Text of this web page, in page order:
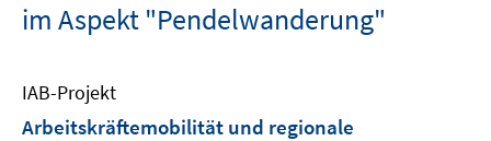
im Aspekt "Pendelwanderung"
IAB-Projekt
Arbeitskräftemobilität und regionale